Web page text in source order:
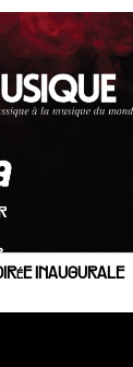
INAUGURALE